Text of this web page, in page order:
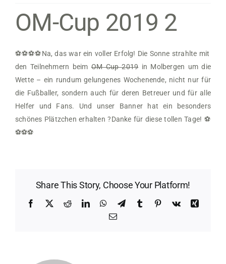
OM-Cup 2019 2
⚽️⚽️⚽️⚽️Na, das war ein voller Erfolg! Die Sonne strahlte mit
den Teilnehmern beimOM Cup 2019in Molbergen um die
Wette – ein rundum gelungenes Wochenende, nicht nur für
die Fußballer, sondern auch für deren Betreuer und für alle
Helfer und Fans. Und unser Banner hat ein besonders
schönes Plätzchen erhalten?Danke für diese tollen Tage! ⚽️
⚽️⚽️⚽️
Share This Story, Choose Your Platform!
Facebook
X RedditLinkedInWhatsApp
TelegramTumblr Pinterest
Vk
Xing
E-